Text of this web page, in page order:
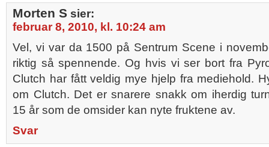
Morten S sier:
februar 8, 2010, kl. 10:24 am
Vel, vi var da 1500 på Sentrum Scene i
riktig så spennende. Og hvis vi ser bort fra
Clutch har fått veldig mye hjelp fra mediehold.
om Clutch. Det er snarere snakk om iherdig
15 år som de omsider kan nyte fruktene av.
Svar